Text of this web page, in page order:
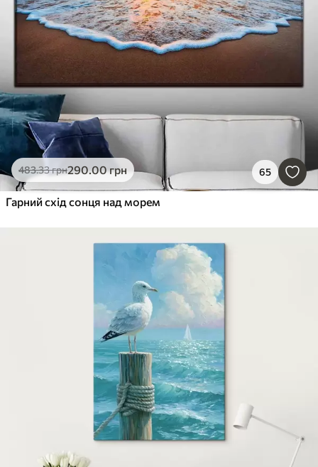
483.33грн290.00грн 65
Гарний схід сонця над морем